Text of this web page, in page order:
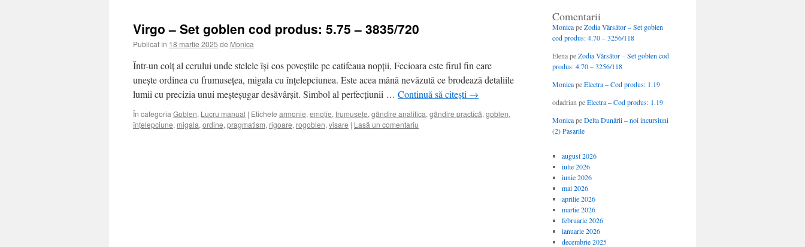
Virgo – Set goblen cod produs: 5.75 – 3835/720
Publicat în 18 martie 2025 de Monica
Într-un colț al cerului unde stelele își cos poveștile pe catifeaua nopții, Fecioara este firul fin care
unește ordinea cu frumusețea, migala cu înțelepciunea. Este acea mână nevăzută ce brodează detaliile
lumii cu precizia unui meșteșugar desăvârșit. Simbol al perfecțiunii … Continuă să citești →
În categoria Goblen, Lucru manual | Etichete armonie, emoție, frumusețe, gândire analitica, gândire practică, goblen,
înțelepciune, migala, ordine, pragmatism, rigoare, rogoblen, visare | Lasă un comentariu
Comentarii
MonicapeZodia Vărsător – Set goblen
cod produs: 4.70 – 3256/118
ElenapeZodia Vărsător – Set goblen cod
produs: 4.70 – 3256/118
MonicapeElectra – Cod produs: 1.19
odadrian peElectra – Cod produs: 1.19
MonicapeDelta Dunării – noi incursiuni
(2) Pasarile
august 2026
iulie 2026
iunie 2026
mai 2026
aprilie 2026
martie 2026
februarie 2026
ianuarie 2026
decembrie 2025